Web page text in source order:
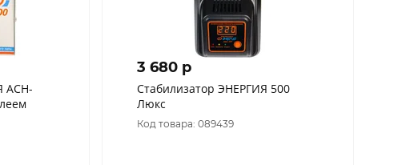
АСН-
3 680 p
Cтабилизатор ЭНЕРГИЯ 500
Люкс
Код товара: 089439